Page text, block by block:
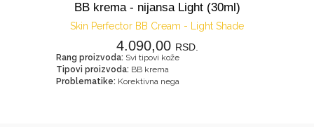
BB krema - nijansa Light (30ml)
Skin Perfector BB Cream - Light Shade
4.090,00 RSD.
Rang proizvoda: Svi tipovi kože
Tipovi proizvoda: BB krema
Problematike: Korektivna nega